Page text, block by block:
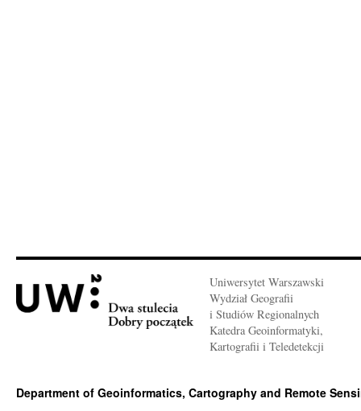
Uniwersytet Warszawski
Wydział Geografii
i Studiów Regionalnych
Katedra Geoinformatyki,
Kartografii i Teledetekcji
Department of Geoinformatics, Cartography and Remote